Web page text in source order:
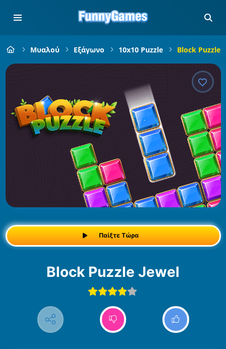
Μυαλού Εξάγωνο 10x10 Puzzle Block Puzzle
Παίξτε Τώρα
Block Puzzle Jewel